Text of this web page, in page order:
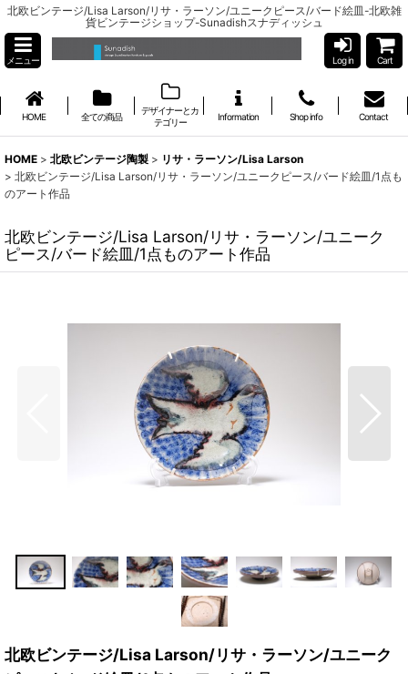
北欧ビンテージ/Lisa Larson/リサ・ラーソン/ユニークピース/バード絵皿-北欧雑
貨ビンテージショップ-Sunadishスナディッシュ
メニュー Log in Cart
HOME 全ての商品
デザイナーとカ
テゴリー
Information Shop info Contact
HOME > 北欧ビンテージ陶製 > リサ・ラーソン/Lisa Larson
> 北欧ビンテージ/Lisa Larson/リサ・ラーソン/ユニークピース/バード絵皿/1点も
のアート作品
北欧ビンテージ/Lisa Larson/リサ・ラーソン/ユニーク
ピース/バード絵皿/1点ものアート作品
北欧ビンテージ/Lisa Larson/リサ・ラーソン/ユニーク